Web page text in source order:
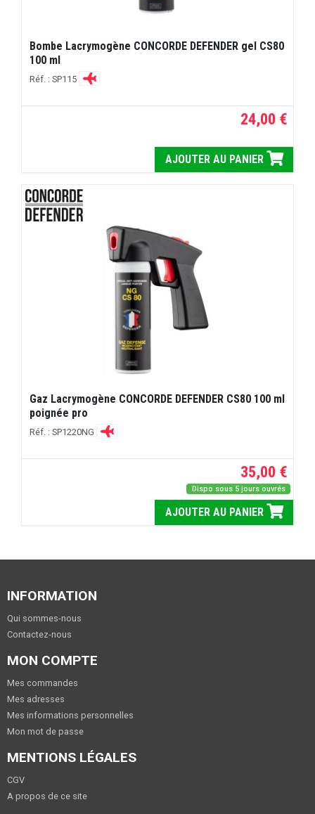
Bombe Lacrymogène CONCORDE DEFENDER gel CS80
100 ml
Réf. : SP115
24,00 €
AJOUTER AU PANIER
Gaz Lacrymogène CONCORDE DEFENDER CS80 100 ml
poignée pro
Réf. : SP1220NG
35,00 €
Dispo sous 5 jours ouvrés
AJOUTER AU PANIER
INFORMATION
Qui sommes-nous
Contactez-nous
MON COMPTE
Mes commandes
Mes adresses
Mes informations personnelles
Mon mot de passe
MENTIONS LÉGALES
CGV
A propos de ce site